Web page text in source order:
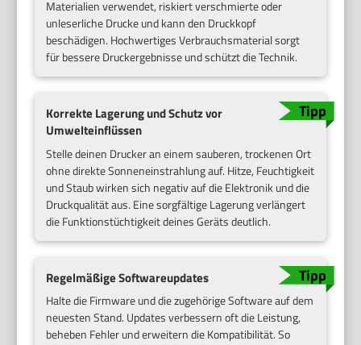
Materialien verwendet, riskiert verschmierte oder
unleserliche Drucke und kann den Druckkopf
beschädigen. Hochwertiges Verbrauchsmaterial sorgt
für bessere Druckergebnisse und schützt die Technik.
Korrekte Lagerung und Schutz vor
Umwelteinflüssen
Stelle deinen Drucker an einem sauberen, trockenen Ort
ohne direkte Sonneneinstrahlung auf. Hitze, Feuchtigkeit
und Staub wirken sich negativ auf die Elektronik und die
Druckqualität aus. Eine sorgfältige Lagerung verlängert
die Funktionstüchtigkeit deines Geräts deutlich.
Regelmäßige Softwareupdates
Halte die Firmware und die zugehörige Software auf dem
neuesten Stand. Updates verbessern oft die Leistung,
beheben Fehler und erweitern die Kompatibilität. So